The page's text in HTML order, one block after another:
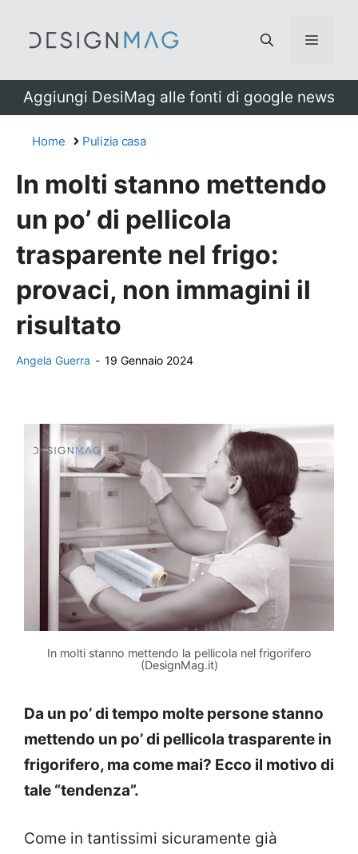
Menu
Aggiungi DesiMag alle fonti di google news
Home Pulizia casa
In molti stanno mettendo
un po’ di pellicola
trasparente nel frigo:
provaci, non immagini il
risultato
Angela Guerra - 19 Gennaio 2024
In molti stanno mettendo la pellicola nel frigorifero
(DesignMag.it)
Da un po’ di tempo molte persone stanno
mettendo un po’ di pellicola trasparente in
frigorifero, ma come mai? Ecco il motivo di
tale “tendenza”.
Come in tantissimi sicuramente già